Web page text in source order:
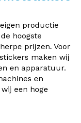
productie
hoogste
prijzen. Voor
maken wij
en apparatuur.
en
een hoge